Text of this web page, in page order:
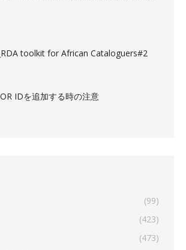
toolkit for African Cataloguers#2
IDを追加する時の注意
(99)
(423)
(473)